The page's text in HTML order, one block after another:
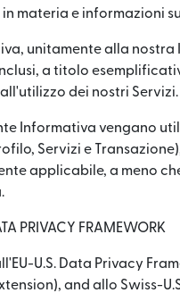
materia e informazioni
unitamente alla
a titolo
dei nostri Servizi.
Informativa vengano
Servizi e
applicabile, a meno
PRIVACY FRAMEWORK
U.S. Data Privacy
and allo Swiss-